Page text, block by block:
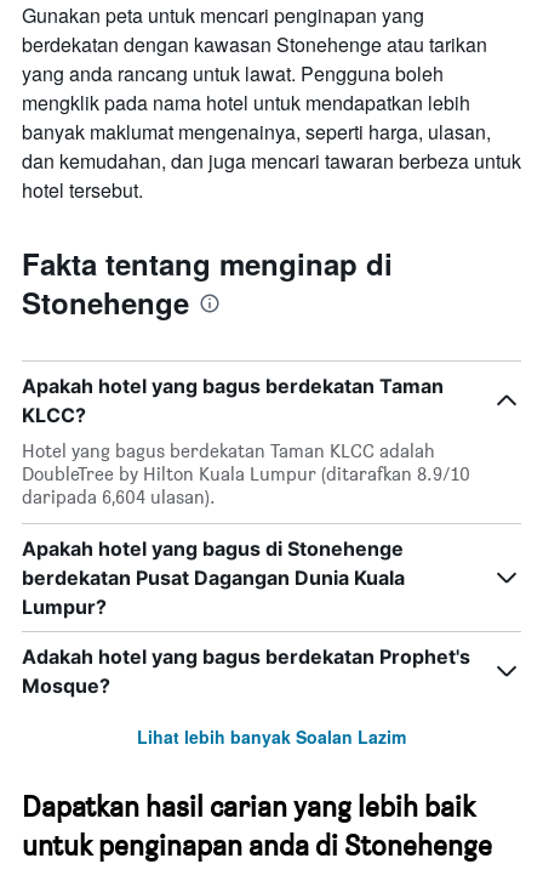
Gunakan peta untuk mencari penginapan yang
berdekatan dengan kawasan Stonehenge atau tarikan
yang anda rancang untuk lawat. Pengguna boleh
mengklik pada nama hotel untuk mendapatkan lebih
banyak maklumat mengenainya, seperti harga, ulasan,
dan kemudahan, dan juga mencari tawaran berbeza untuk
hotel tersebut.
Fakta tentang menginap di
Stonehenge
Apakah hotel yang bagus berdekatan Taman
KLCC?
Hotel yang bagus berdekatan Taman KLCC adalah
DoubleTree by Hilton Kuala Lumpur (ditarafkan 8.9/10
daripada 6,604 ulasan).
Apakah hotel yang bagus di Stonehenge
berdekatan Pusat Dagangan Dunia Kuala
Lumpur?
Adakah hotel yang bagus berdekatan Prophet's
Mosque?
Lihat lebih banyak Soalan Lazim
Dapatkan hasil carian yang lebih baik
untuk penginapan anda di Stonehenge